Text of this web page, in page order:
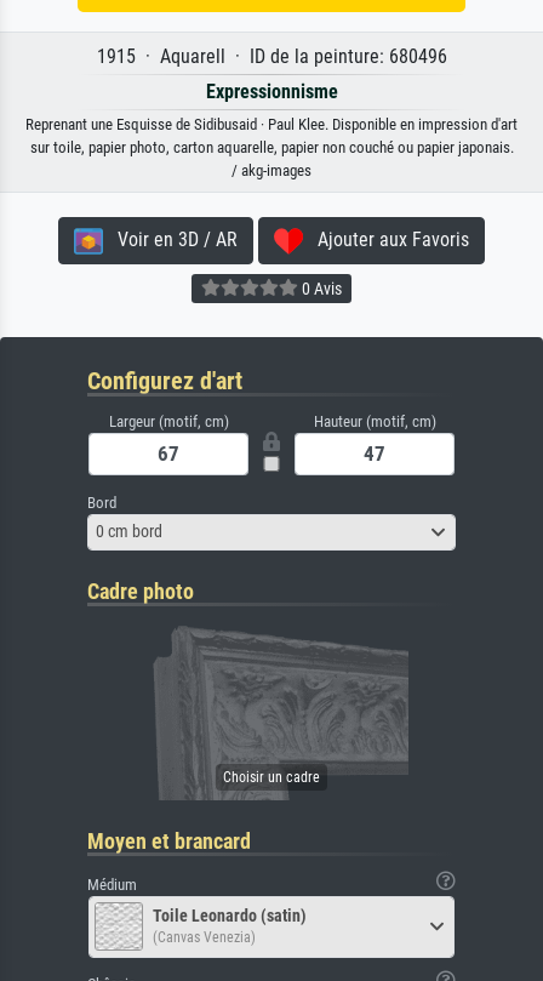
1915 · Aquarell · ID de la peinture: 680496
Expressionnisme
Reprenant une Esquisse de Sidibusaid · Paul Klee. Disponible en impression d'art
sur toile, papier photo, carton aquarelle, papier non couché ou papier japonais.
/ akg-images
Voir en 3D / AR Ajouter aux Favoris
0 Avis
Configurez d'art
Largeur (motif, cm) Hauteur (motif, cm)
Bord
0 cm bord
Cadre photo
Moyen et brancard
Médium
Toile Leonardo (satin)
(Canvas Venezia)